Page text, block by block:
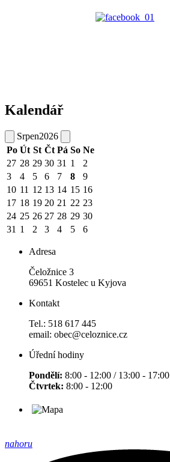
Kalendář
Srpen2026
Po Út St Čt Pá So Ne
27 28 29 30 31 1
2
3
4 5 6 7 8
9
10 11 12 13 14 15 16
17 18 19 20 21 22 23
24 25 26 27 28 29 30
31 1 2 3 4 5 6
Adresa
Čeložnice 3
69651 Kostelec u Kyjova
Kontakt
Tel.: 518 617 445
email: obec@celoznice.cz
Úřední hodiny
Pondělí: 8:00 - 12:00 / 13:00 - 17:00
Čtvrtek: 8:00 - 12:00
nahoru